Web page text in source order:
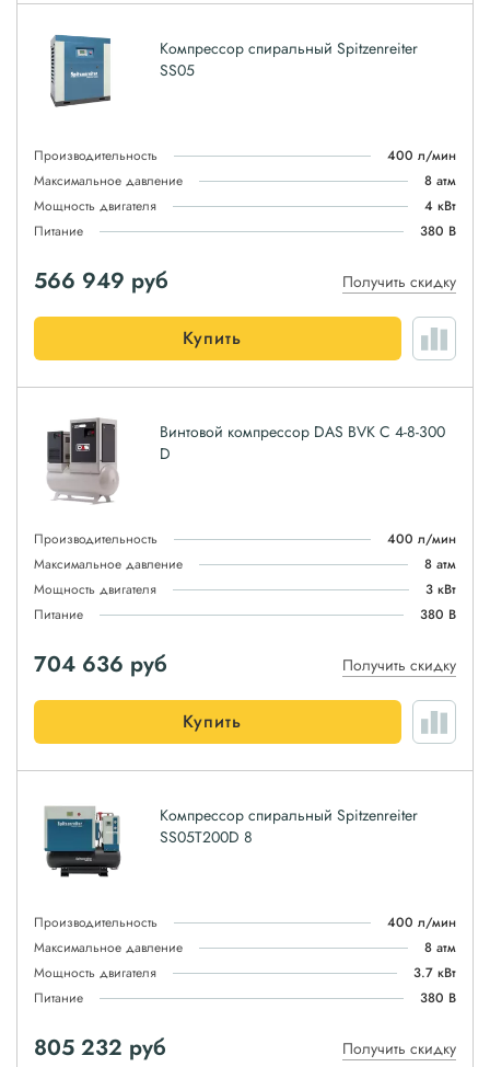
Компрессор спиральный Spitzenreiter
SS05
Производительность
400 л/мин
Максимальное давление
8 атм
Мощность двигателя
4 кВт
Питание
380 В
566 949 руб Получить скидку
Купить
Винтовой компрессор DAS BVK C 4-8-300
D
Производительность
400 л/мин
Максимальное давление
8 атм
Мощность двигателя
3 кВт
Питание
380 В
704 636 руб Получить скидку
Купить
Компрессор спиральный Spitzenreiter
SS05T200D 8
Производительность
400 л/мин
Максимальное давление
8 атм
Мощность двигателя
3.7 кВт
Питание
380 В
805 232 руб Получить скидку